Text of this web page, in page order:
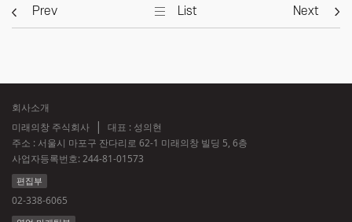
Prev List Next
회사소개
미래의창 주식회사
대표 : 성의현
주소 : 서울시 마포구 잔다리로 62-1 미래의창 빌딩 5, 6층
사업자등록번호:244-81-01573
편집부
02-338-6065